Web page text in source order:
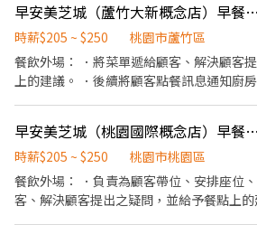
擔任廚師的助手，處理烹飪前與烹飪中之
事務。 ．負責洗、剝、削、切各種食材。
備和餐具。 ．準備不同餐點所需要的食材
與重量。 ．負責擺盤、打包外帶服務。
早安美芝城（蘆竹大新概念店）早餐店假日工讀生
時薪$205 ~ $250
桃園市蘆竹區
餐飲外場： ．將菜單遞給顧客、解決顧客
上的建議。 ．後續將顧客點餐訊息通知廚
擔任廚師的助手，處理烹飪前與烹飪中之
事務。 ．負責洗、剝、削、切各種食材。
備和餐具。 ．準備不同餐點所需要的食材
與重量。 ．負責擺盤、打包外帶服務。
早安美芝城（桃園國際概念店）早餐店長期工讀生
時薪$205 ~ $250
桃園市桃園區
餐飲外場： ．負責為顧客帶位、安排座位
客、解決顧客提出之疑問，並給予餐點上